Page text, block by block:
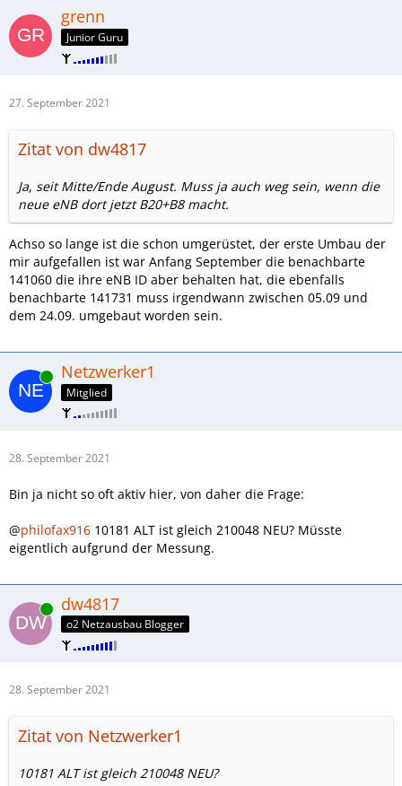
grenn
Junior Guru
27. September 2021
Zitat von dw4817
Ja, seit Mitte/Ende August. Muss ja auch weg sein, wenn die
neue eNB dort jetzt B20+B8 macht.
Achso so lange ist die schon umgerüstet, der erste Umbau der
mir aufgefallen ist war Anfang September die benachbarte
141060 die ihre eNB ID aber behalten hat, die ebenfalls
benachbarte 141731 muss irgendwann zwischen 05.09 und
dem 24.09. umgebaut worden sein.
Online Netzwerker1
Mitglied
28. September 2021
Bin ja nicht so oft aktiv hier, von daher die Frage:
@philofax916 10181 ALT ist gleich 210048 NEU? Müsste
eigentlich aufgrund der Messung.
Online dw4817
o2 Netzausbau Blogger
28. September 2021
Zitat von Netzwerker1
10181 ALT ist gleich 210048 NEU?